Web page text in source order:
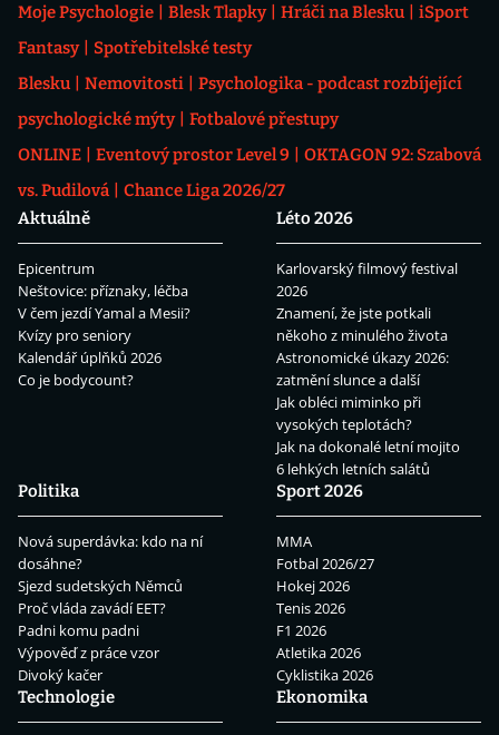
Moje Psychologie Blesk Tlapky Hráči na Blesku
iSport
Fantasy
Spotřebitelské testy
Blesku
Nemovitosti
Psychologika - podcast rozbíjející
psychologické mýty
Fotbalové přestupy
ONLINE
Eventový prostor Level 9
OKTAGON 92: Szabová
vs. Pudilová
Chance Liga 2026/27
Aktuálně
Epicentrum
Neštovice: příznaky, léčba
V čem jezdí Yamal a Mesii?
Kvízy pro seniory
Kalendář úplňků 2026
Co je bodycount?
Léto 2026
Karlovarský filmový festival
2026
Znamení, že jste potkali
někoho z minulého života
Astronomické úkazy 2026:
zatmění slunce a další
Jak obléci miminko při
vysokých teplotách?
Jak na dokonalé letní mojito
6 lehkých letních salátů
Politika
Nová superdávka: kdo na ní
dosáhne?
Sjezd sudetských Němců
Proč vláda zavádí EET?
Padni komu padni
Výpověď z práce vzor
Divoký kačer
Sport 2026
MMA
Fotbal 2026/27
Hokej 2026
Tenis 2026
F1 2026
Atletika 2026
Cyklistika 2026
Technologie
Ekonomika